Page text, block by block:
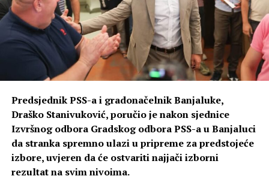
Predsjednik PSS-a i gradonačelnik Banjaluke,
Draško Stanivuković, poručio je nakon sjednice
Izvršnog odbora Gradskog odbora PSS-a u Banjaluci
da stranka spremno ulazi u pripreme za predstojeće
izbore, uvjeren da će ostvariti najjači izborni
rezultat na svim nivoima.